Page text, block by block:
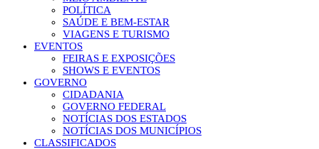
POLÍTICA
SAÚDE E BEM-ESTAR
VIAGENS E TURISMO
EVENTOS
FEIRAS E EXPOSIÇÕES
SHOWS E EVENTOS
GOVERNO
CIDADANIA
GOVERNO FEDERAL
NOTÍCIAS DOS ESTADOS
NOTÍCIAS DOS MUNICÍPIOS
CLASSIFICADOS